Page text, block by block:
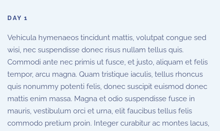
DAY 1
Vehicula hymenaeos tincidunt mattis, volutpat congue sed
wisi, nec suspendisse donec risus nullam tellus quis.
Commodi ante nec primis ut fusce, et justo, aliquam et felis
tempor, arcu magna. Quam tristique iaculis, tellus rhoncus
quis nonummy potenti felis, donec suscipit euismod donec
mattis enim massa. Magna et odio suspendisse fusce in
mauris, vestibulum orci et urna, elit faucibus tellus felis
commodo pretium proin. Integer curabitur ac montes lacus,